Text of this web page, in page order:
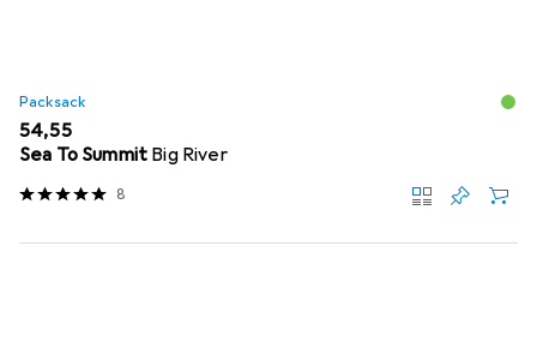
Packsack
EUR
54,55
Sea To Summit Big River
8